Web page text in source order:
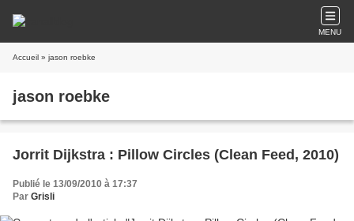
MENU
Accueil » jason roebke
jason roebke
Jorrit Dijkstra : Pillow Circles (Clean Feed, 2010)
Publié le 13/09/2010 à 17:37
Par Grisli